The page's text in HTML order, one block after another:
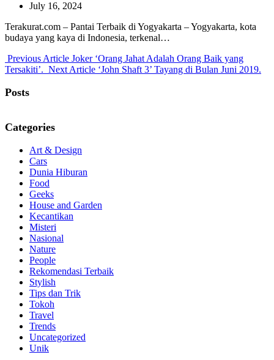
July 16, 2024
Terakurat.com – Pantai Terbaik di Yogyakarta – Yogyakarta, kota
budaya yang kaya di Indonesia, terkenal…
Previous Article Previous
Post:
Joker ‘Orang Jahat Adalah Orang Baik yang
Tersakiti’. Next Article Next
‘John Shaft 3’ Tayang di Bulan Juni 2019.
Posts
Categories
Art & Design
Cars
Dunia Hiburan
Food
Geeks
House and Garden
Kecantikan
Misteri
Nasional
Nature
People
Rekomendasi Terbaik
Stylish
Tips dan Trik
Tokoh
Travel
Trends
Uncategorized
Unik